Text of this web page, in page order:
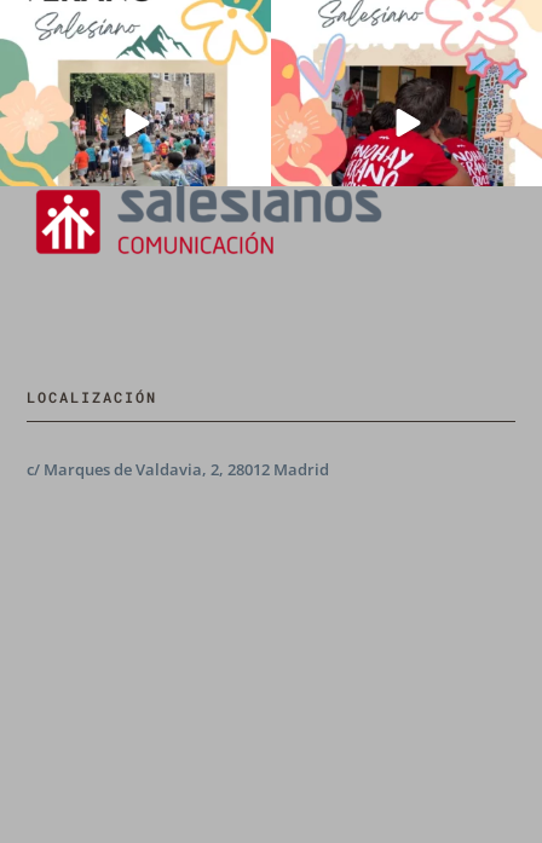
La diversión y la alegría también se han
sentido...
97 0
No hay verano sin que sea Salesiano ❤️
💫 en Luz 4
...
0
LOCALIZACIÓN
c/ Marques de Valdavia, 2, 28012 Madrid